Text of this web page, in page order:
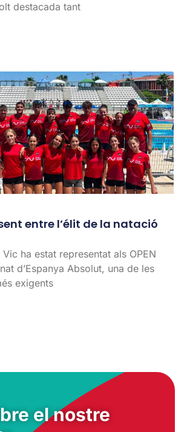
destacada tant
entre l’élit de la natació
ha estat representat als OPEN
d’Espanya Absolut, una de les
exigents
el nostre